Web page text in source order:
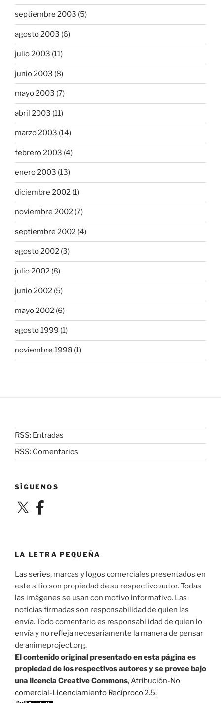
septiembre 2003 (5)
agosto 2003 (6)
julio 2003 (11)
junio 2003 (8)
mayo 2003 (7)
abril 2003 (11)
marzo 2003 (14)
febrero 2003 (4)
enero 2003 (13)
diciembre 2002 (1)
noviembre 2002 (7)
septiembre 2002 (4)
agosto 2002 (3)
julio 2002 (8)
junio 2002 (5)
mayo 2002 (6)
agosto 1999 (1)
noviembre 1998 (1)
RSS: Entradas
RSS: Comentarios
SÍGUENOS
X Facebook
LA LETRA PEQUEÑA
Las series, marcas y logos comerciales presentados en
este sitio son propiedad de su respectivo autor. Todas
las imágenes se usan con motivo informativo. Las
noticias firmadas son responsabilidad de quien las
envía. Todo comentario es responsabilidad de quien lo
envía y no refleja necesariamente la manera de pensar
de animeproject.org.
El contenido original presentado en esta página es
propiedad de los respectivos autores y se provee bajo
una licencia Creative Commons,Atribución-No
comercial-Licenciamiento Recíproco 2.5.